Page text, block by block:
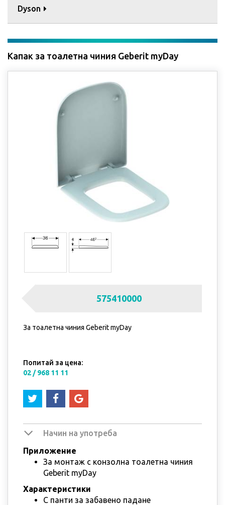
Dyson
Капак за тоалетна чиния Geberit myDay
575410000
За тоалетна чиния Geberit myDay
Попитай за цена:
02 / 968 11 11
Начин на употреба
Приложение
За монтаж с конзолна тоалетна чиния
Geberit myDay
Характеристики
С панти за забавено падане